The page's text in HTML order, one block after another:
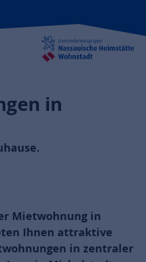
in
Mietwohnung in
Ihnen attraktive
in zentraler